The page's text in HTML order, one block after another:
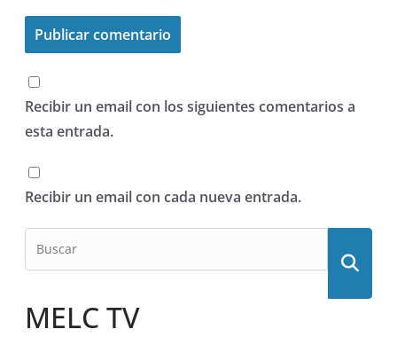
Recibir un email con los siguientes comentarios a
esta entrada.
Recibir un email con cada nueva entrada.
MELC TV